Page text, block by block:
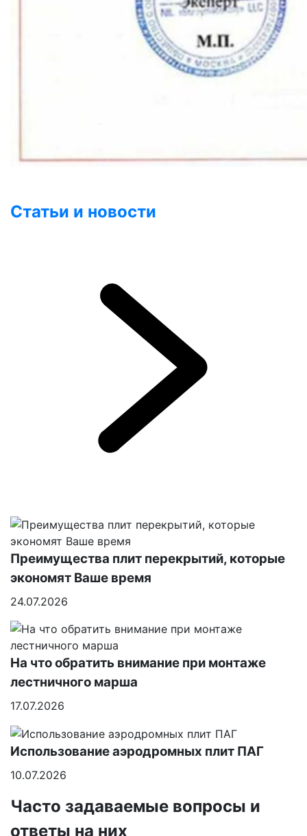
Статьи и новости
Преимущества плит перекрытий, которые
экономят Ваше время
24.07.2026
На что обратить внимание при монтаже
лестничного марша
17.07.2026
Использование аэродромных плит ПАГ
10.07.2026
Часто задаваемые вопросы и
ответы на них